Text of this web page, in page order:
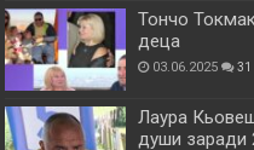
Тончо
деца
03.06.2025 31
Лаура
души заради